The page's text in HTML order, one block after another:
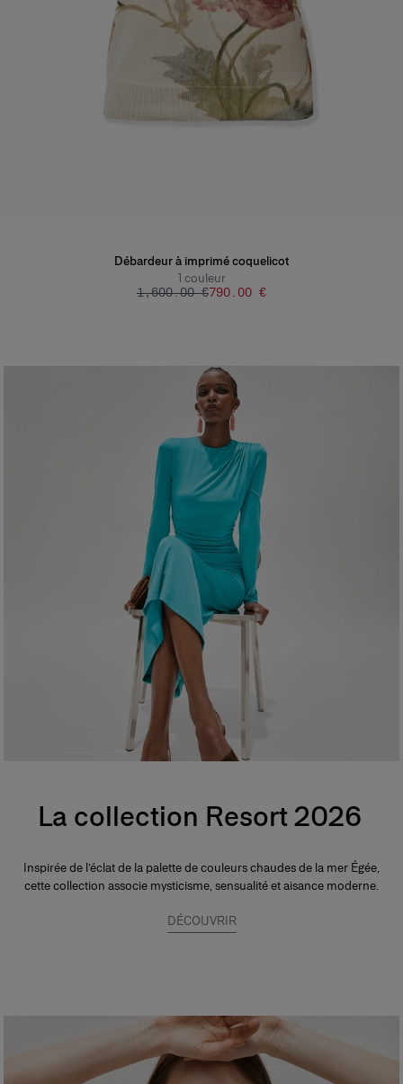
Débardeur à imprimé coquelicot
1 couleur
‌1,600.00 €‌790.00 €
La collection Resort 2026
Inspirée de l’éclat de la palette de couleurs chaudes de la mer Égée,
cette collection associe mysticisme, sensualité et aisance moderne.
DÉCOUVRIR